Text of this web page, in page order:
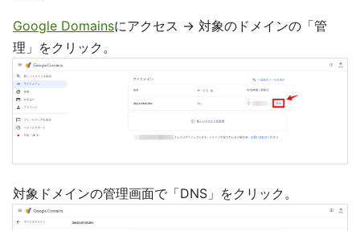
Google Domainsにアクセス → 対象のドメインの「管
理」をクリック。
対象ドメインの管理画面で「DNS」をクリック。